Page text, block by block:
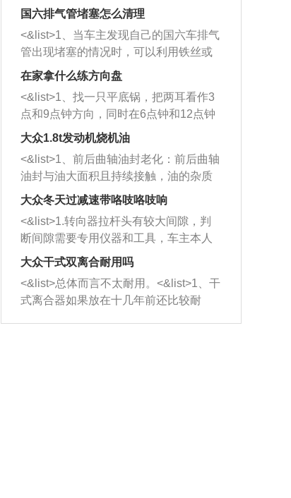
牌，但是中高低端的轮胎都有生产，这
也是为了更好的开拓市场。
国六排气管堵塞怎么清理
<&list>1、当车主发现自己的国六车排气
管出现堵塞的情况时，可以利用铁丝或
者是细棍，直接将杂物给取出来，如果
堵塞情况比较严重，也可以采取应急措
施。 <&list>2、直接利用木棍将所有的
杂物推到排气管里面的位置处，然后将
三元催化器拆解开，就可以将堵塞的东
西取出来。但如果是因为积碳过多引起
的堵塞，就需要将三元催化器泡在草酸
洗剂对堵塞的情况得到解决，将清洗剂
放在燃油箱中，与燃油混合后，车辆启
动时，就可以和汽油一起进入到燃烧
室，最后形成废气排出，就可以让三元
催化器得到清洗，排气管堵塞的情况就
能够得到解决。
在家拿什么练方向盘
<&list>1、找一只平底锅，把两耳看作3
点和9点钟方向，同时在6点钟和12点钟
方向做一个标记。 <&list>2、双手握住
一圈半的练习，往右同样也要打相同的
圈数。 <&list>3、最后强调要反复练
习，这样就可以形成肌肉记忆，在真实
驾驶车辆时，不需要记忆也能打好方
向。
大众1.8t发动机烧机油
<&list>1、前后曲轴油封老化：前后曲轴
油封与油大面积且持续接触，油的杂质
和发动机内持续温度变化使其密封效果
逐渐减弱，导致渗油或漏油。<&list>2、
活塞间隙过大：积碳会使活塞环与缸体
的间隙扩大，导致机油流入燃烧室中，
造成烧机油。<&list>3、机油粘度。使用
机油粘度过小的话，同样会有烧机油现
象，机油粘度过小具有很好的流动性，
大众冬天过减速带咯吱咯吱响
<&list>1.转向器拉杆头有较大间隙，判
断间隙需要专用仪器和工具，车主本人
无法制作，需要将车辆送到修理厂或4s
店；<&list>2.车辆半轴套管防尘罩破
裂，破裂后会出现漏油现象，使半轴磨
损严重，磨损的半轴容易损坏，产生异
响；<&list>3.稳定器的转向胶套和球头
大众干式双离合耐用吗
<&list>总体而言不太耐用。<&list>1、干
式离合器如果放在十几年前还比较耐